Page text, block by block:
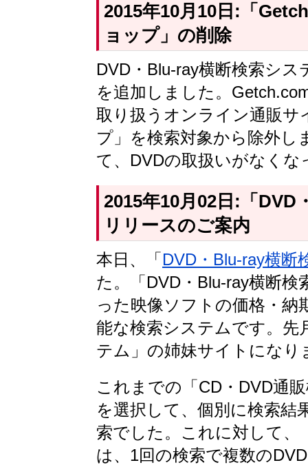
2015年10月10日:「
ョップ」の削除
DVD・Blu-ray横断検索シ
を追加しました。
取り扱うオンライン通販
プ」を検索対象から除外
て、DVDの取扱いがなくな
2015年10月02日:「
リリースのご案内
本日、「 DVD・Blu-ray横断
た。「DVD・Blu-ray横断
った映像ソフトの価格・納
能な検索システムです。先
テム」の姉妹サイトになり
これまでの「CD・DVD通
を選択して、個別に検索結
索でした。これに対して、
は、1回の検索で複数の